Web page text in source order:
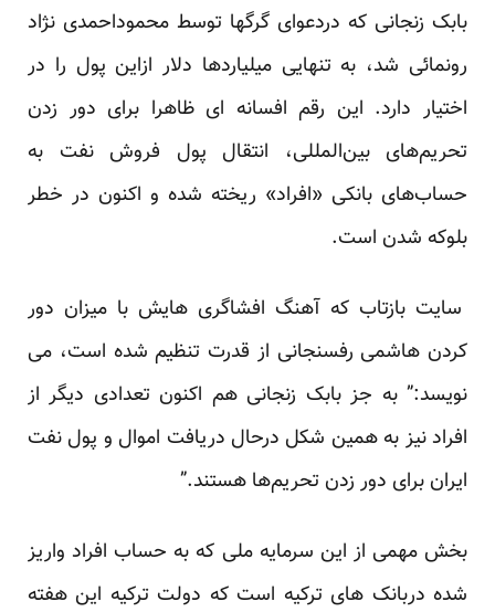
بابک زنجانی که دردعوای گرگها توسط محموداحمدی نژاد
رونمائی شد، به تنهایی میلیاردها دلار ازاین پول را در
اختیار دارد. این رقم افسانه ای ظاهرا برای دور زدن
تحریم‌های بین‌المللی، انتقال پول فروش نفت به
حساب‌های بانکی «افراد» ریخته شده و اکنون در خطر
بلوکه شدن است.
سایت بازتاب که آهنگ افشاگری هایش با میزان دور
کردن هاشمی رفسنجانی از قدرت تنظیم شده است، می
نویسد:” به جز بابک زنجانی هم اکنون تعدادی دیگر از
افراد نیز به همین شکل درحال دریافت اموال و پول نفت
ایران برای دور زدن تحریم‌ها هستند.”
بخش مهمی از این سرمایه ملی که به حساب افراد واریز
شده دربانک های ترکیه است که دولت ترکیه این هفته